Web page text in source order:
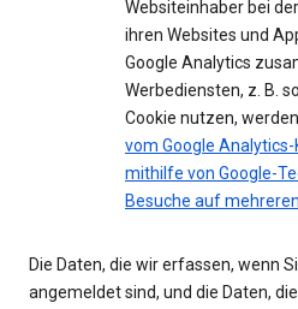
Websiteinhaber bei
ihren Websites und
Google Analytics
Werbediensten, z. B.
Cookie nutzen,
vom Google
mithilfe von Google-
Besuche auf
Die Daten, die wir erfassen, wenn
angemeldet sind, und die Daten,